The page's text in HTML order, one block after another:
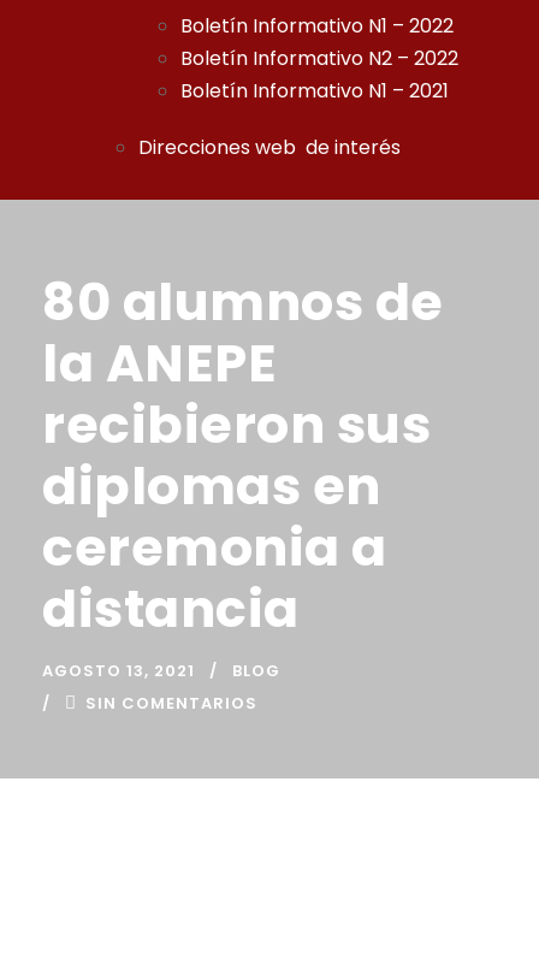
Boletín Informativo N1 – 2022
Boletín Informativo N2 – 2022
Boletín Informativo N1 – 2021
Direcciones web de interés
80 alumnos de
la ANEPE
recibieron sus
diplomas en
ceremonia a
distancia
AGOSTO 13, 2021
BLOG
SIN COMENTARIOS